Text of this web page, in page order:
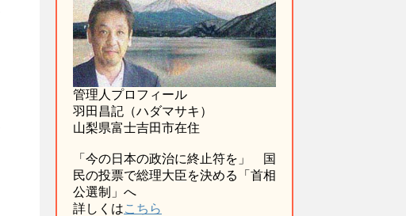
管理人プロフィール
羽田昌記（ハダマサキ）
山梨県富士吉田市在住
「今の日本の政治に終止符を」 国
民の投票で総理大臣を決める「首相
公選制」へ
詳しくはこちら